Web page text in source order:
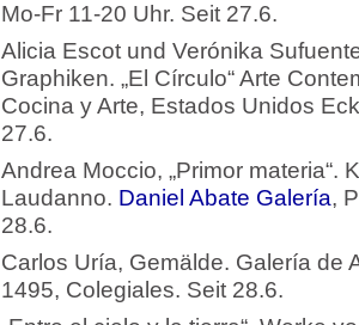
Mo-Fr 11-20 Uhr. Seit 27.6.
Alicia Escot und Verónika
Graphiken. „El Círculo“ Arte
Cocina y Arte, Estados Unidos
27.6.
Andrea Moccio, „Primor materia“.
Laudanno. Daniel Abate Galería,
28.6.
Carlos Uría, Gemälde. Galería de
1495, Colegiales. Seit 28.6.